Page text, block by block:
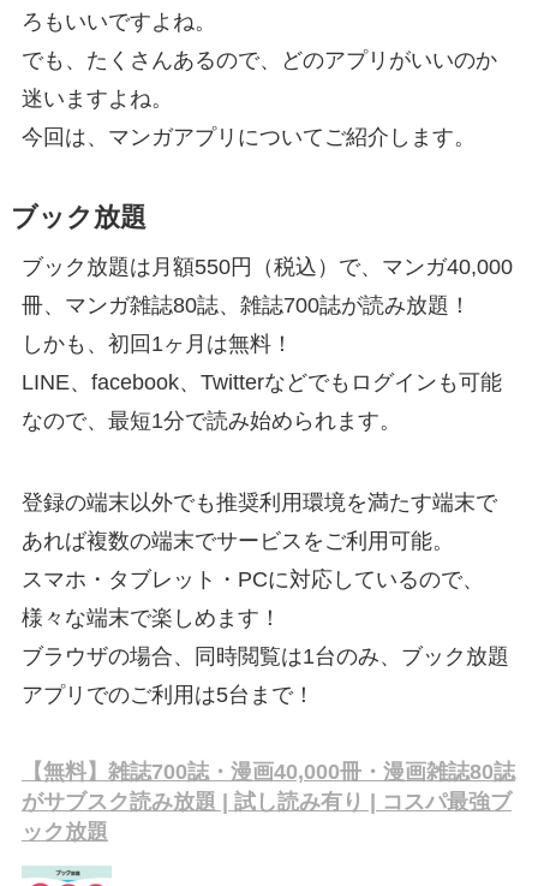
ろもいいですよね。
でも、たくさんあるので、どのアプリがいいのか
迷いますよね。
今回は、マンガアプリについてご紹介します。
ブック放題
ブック放題は月額550円（税込）で、マンガ40,000
冊、マンガ雑誌80誌、雑誌700誌が読み放題！
しかも、初回1ヶ月は無料！
LINE、facebook、Twitterなどでもログインも可能
なので、最短1分で読み始められます。
登録の端末以外でも推奨利用環境を満たす端末で
あれば複数の端末でサービスをご利用可能。
スマホ・タブレット・PCに対応しているので、
様々な端末で楽しめます！
ブラウザの場合、同時閲覧は1台のみ、ブック放題
アプリでのご利用は5台まで！
【無料】雑誌700誌・漫画40,000冊・漫画雑誌80誌
がサブスク読み放題 | 試し読み有り | コスパ最強ブ
ック放題